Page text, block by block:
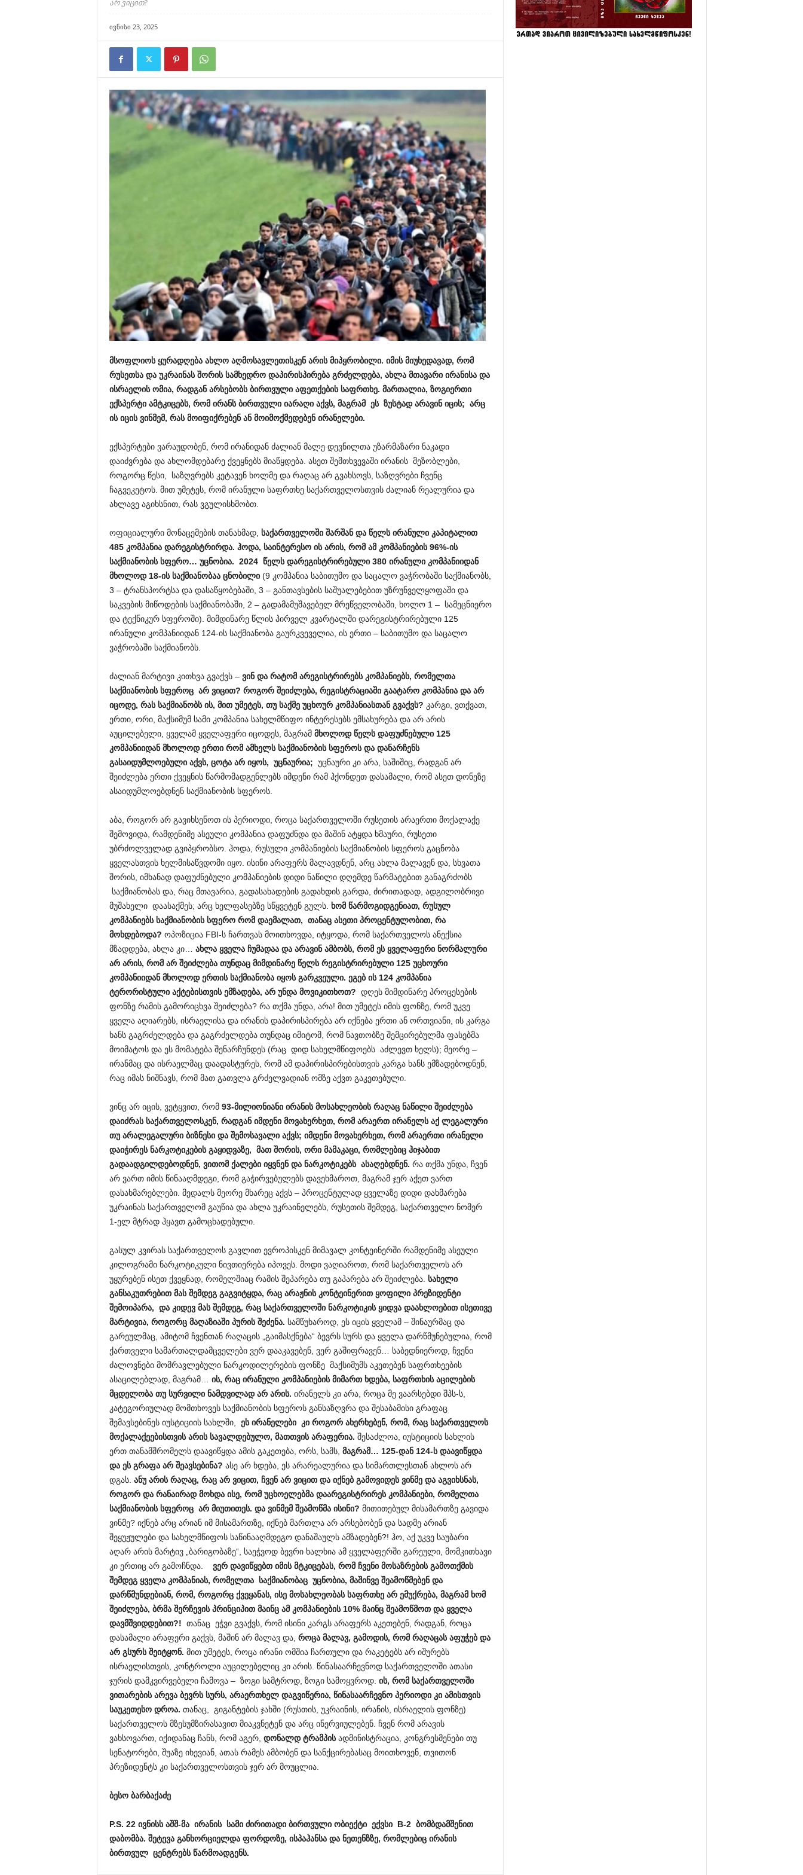
არ ვიცით?
ივნისი 23, 2025
მსოფლიოს ყურადღება ახლო აღმოსავლეთისკენ არის მიპყრობილი. იმის მიუხედავად, რომ
რუსეთსა და უკრაინას შორის სამხედრო დაპირისპირება გრძელდება, ახლა მთავარი ირანისა და
ისრაელის ომია, რადგან არსებობს ბირთვული აფეთქების საფრთხე. მართალია, ზოგიერთი
ექსპერტი ამტკიცებს, რომ ირანს ბირთვული იარაღი აქვს, მაგრამ ეს ზუსტად არავინ იცის; არც
ის იცის ვინმემ, რას მოიფიქრებენ ან მოიმოქმედებენ ირანელები.
ექსპერტები ვარაუდობენ, რომ ირანიდან ძალიან მალე დევნილთა უზარმაზარი ნაკადი
დაიძვრება და ახლომდებარე ქვეყნებს მიაწყდება. ასეთ შემთხვევაში ირანის მეზობლები,
როგორც წესი, საზღვრებს კეტავენ ხოლმე და რაღაც არ გვახსოვს, საზღვრები ჩვენც
ჩაგვეკეტოს. მით უმეტეს, რომ ირანული საფრთხე საქართველოსთვის ძალიან რეალურია და
ახლავე აგიხსნით, რას ვგულისხმობთ.
ოფიციალური მონაცემების თანახმად, საქართველოში შარშან და წელს ირანული კაპიტალით
485 კომპანია დარეგისტრირდა. ჰოდა, საინტერესო ის არის, რომ ამ კომპანიების 96%-ის
საქმიანობის სფერო… უცნობია. 2024 წელს დარეგისტრირებული 380 ირანული კომპანიიდან
მხოლოდ 18-ის საქმიანობაა ცნობილი(9 კომპანია საბითუმო და საცალო ვაჭრობაში საქმიანობს,
3 – ტრანსპორტსა და დასაწყობებაში, 3 – განთავსების საშუალებებით უზრუნველყოფაში და
საკვების მიწოდების საქმიანობაში, 2 – გადამამუშავებელ მრეწველობაში, ხოლო 1 – სამეცნიერო
და ტექნიკურ სფეროში). მიმდინარე წლის პირველ კვარტალში დარეგისტრირებული 125
ირანული კომპანიიდან 124-ის საქმიანობა გაურკვეველია, ის ერთი – საბითუმო და საცალო
ვაჭრობაში საქმიანობს.
ძალიან მარტივი კითხვა გვაქვს – ვინ და რატომ არეგისტრირებს კომპანიებს, რომელთა
საქმიანობის სფეროც არ ვიცით? როგორ შეიძლება, რეგისტრაციაში გაატარო კომპანია და არ
იცოდე, რას საქმიანობს ის, მით უმეტეს, თუ საქმე უცხოურ კომპანიასთან გვაქვს? კარგი, ვთქვათ,
ერთი, ორი, მაქსიმუმ სამი კომპანია სახელმწიფო ინტერესებს ემსახურება და არ არის
აუცილებელი, ყველამ ყველაფერი იცოდეს, მაგრამ მხოლოდ წელს დაფუძნებული 125
კომპანიიდან მხოლოდ ერთი რომ ამხელს საქმიანობის სფეროს და დანარჩენს
გასაიდუმლოებული აქვს, ცოტა არ იყოს, უცნაურია; უცნაური კი არა, საშიშიც, რადგან არ
შეიძლება ერთი ქვეყნის წარმომადგენლებს იმდენი რამ ჰქონდეთ დასამალი, რომ ასეთ დონეზე
ასაიდუმლოებდნენ საქმიანობის სფეროს.
აბა, როგორ არ გავიხსენოთ ის პერიოდი, როცა საქართველოში რუსეთის არაერთი მოქალაქე
შემოვიდა, რამდენიმე ასეული კომპანია დაფუძნდა და მაშინ ატყდა ხმაური, რუსეთი
უბრძოლველად გვიპყრობსო. ჰოდა, რუსული კომპანიების საქმიანობის სფეროს გაცნობა
ყველასთვის ხელმისაწვდომი იყო. ისინი არაფერს მალავდნენ, არც ახლა მალავენ და, სხვათა
შორის, იმხანად დაფუძნებული კომპანიების დიდი ნაწილი დღემდე წარმატებით განაგრძობს
საქმიანობას და, რაც მთავარია, გადასახადების გადახდის გარდა, ძირითადად, ადგილობრივი
მუშახელი დაასაქმეს; არც ხელფასებზე სწყვეტენ გულს. ხომ წარმოგიდგენიათ, რუსულ
კომპანიებს საქმიანობის სფერო რომ დაემალათ, თანაც ასეთი პროცენტულობით, რა
მოხდებოდა? ოპოზიცია FBI-ს ჩართვას მოითხოვდა, იტყოდა, რომ საქართველოს ანექსია
მზადდება, ახლა კი… ახლა ყველა ჩუმადაა და არავინ ამბობს, რომ ეს ყველაფერი ნორმალური
არ არის, რომ არ შეიძლება თუნდაც მიმდინარე წელს რეგისტრირებული 125 უცხოური
კომპანიიდან მხოლოდ ერთის საქმიანობა იყოს გარკვეული. ეგებ ის 124 კომპანია
ტერორისტული აქტებისთვის ემზადება, არ უნდა მოვიკითხოთ? დღეს მიმდინარე პროცესების
ფონზე რამის გამორიცხვა შეიძლება? რა თქმა უნდა, არა! მით უმეტეს იმის ფონზე, რომ უკვე
ყველა აღიარებს, ისრაელისა და ირანის დაპირისპირება არ იქნება ერთი ან ორთვიანი, ის კარგა
ხანს გაგრძელდება და გაგრძელდება თუნდაც იმიტომ, რომ ნავთობზე შემცირებულმა ფასებმა
მოიმატოს და ეს მომატება შენარჩუნდეს (რაც დიდ სახელმწიფოებს აძლევთ ხელს); მეორე –
ირანმაც და ისრაელმაც დაადასტურეს, რომ ამ დაპირისპირებისთვის კარგა ხანს ემზადებოდნენ,
რაც იმას ნიშნავს, რომ მათ გათვლა გრძელვადიან ომზე აქვთ გაკეთებული.
ვინც არ იცის, ვეტყვით, რომ 93-მილიონიანი ირანის მოსახლეობის რაღაც ნაწილი შეიძლება
დაიძრას საქართველოსკენ, რადგან იმდენი მოვახერხეთ, რომ არაერთ ირანელს აქ ლეგალური
თუ არალეგალური ბიზნესი და შემოსავალი აქვს; იმდენი მოვახერხეთ, რომ არაერთი ირანელი
დაიჭირეს ნარკოტიკების გაყიდვაზე, მათ შორის, ორი მამაკაცი, რომლებიც ჰიჯაბით
გადაადგილდებოდნენ, ვითომ ქალები იყვნენ და ნარკოტიკებს ასაღებდნენ. რა თქმა უნდა, ჩვენ
არ ვართ იმის წინააღმდეგი, რომ გაჭირვებულებს დავეხმაროთ, მაგრამ ჯერ აქეთ ვართ
დასახმარებლები. მედალს მეორე მხარეც აქვს – პროცენტულად ყველაზე დიდი დახმარება
უკრაინას საქართველომ გაუწია და ახლა უკრაინელებს, რუსეთის შემდეგ, საქართველო ნომერ
1-ელ მტრად ჰყავთ გამოცხადებული.
გასულ კვირას საქართველოს გავლით ევროპისკენ მიმავალ კონტეინერში რამდენიმე ასეული
კილოგრამი ნარკოტიკული ნივთიერება იპოვეს. მოდი ვაღიაროთ, რომ საქართველოს არ
უყურებენ ისეთ ქვეყნად, რომელშიაც რამის შეპარება თუ გაპარება არ შეიძლება. სახელი
განსაკუთრებით მას შემდეგ გაგვიტყდა, რაც არაჟნის კონტეინერით ყოფილი პრეზიდენტი
შემოიპარა, და კიდევ მას შემდეგ, რაც საქართველოში ნარკოტიკის ყიდვა დაახლოებით ისეთივე
მარტივია, როგორც მაღაზიაში პურის შეძენა. სამწუხაროდ, ეს იცის ყველამ – შინაურმაც და
გარეულმაც, ამიტომ ჩვენთან რაღაცის „გაიმასქნება“ ბევრს სურს და ყველა დარწმუნებულია, რომ
ქართველი სამართალდამცველები ვერ დააკავებენ, ვერ გაშიფრავენ… საბედნიეროდ, ჩვენი
ძალოვნები მომრავლებული ნარკოდილერების ფონზე მაქსიმუმს აკეთებენ საფრთხეების
ასაცილებლად, მაგრამ… ის, რაც ირანული კომპანიების მიმართ ხდება, საფრთხის აცილების
მცდელობა თუ სურვილი ნამდვილად არ არის. ირანელს კი არა, როცა მე ვაარსებდი შპს-ს,
კატეგორიულად მომთხოვეს საქმიანობის სფეროს განსაზღვრა და შესაბამისი გრაფაც
შემავსებინეს იუსტიციის სახლში, ეს ირანელები კი როგორ ახერხებენ, რომ, რაც საქართველოს
მოქალაქეებისთვის არის სავალდებულო, მათთვის არაფერია. შესაძლოა, იუსტიციის სახლის
ერთ თანამშრომელს დაავიწყდა ამის გაკეთება, ორს, სამს, მაგრამ… 125-დან 124-ს დაავიწყდა
და ეს გრაფა არ შეავსებინა? ასე არ ხდება, ეს არარეალურია და სიმართლესთან ახლოს არ
დგას. ანუ არის რაღაც, რაც არ ვიცით, ჩვენ არ ვიცით და იქნებ გამოვიდეს ვინმე და აგვიხსნას,
როგორ და რანაირად მოხდა ისე, რომ უცხოელებმა დაარეგისტრირეს კომპანიები, რომელთა
საქმიანობის სფეროც არ მიუთითეს. და ვინმემ შეამოწმა ისინი? მითითებულ მისამართზე გავიდა
ვინმე? იქნებ არც არიან იმ მისამართზე, იქნებ მართლა არ არსებობენ და სადმე არიან
შეყუჟულები და სახელმწიფოს საწინააღმდეგო დანაშაულს ამზადებენ?! ჰო, აქ უკვე საუბარი
აღარ არის მარტივ „ბარიგობაზე“, საეჭვოდ ბევრი ხალხია ამ ყველაფერში გარეული, მომკითხავი
კი ერთიც არ გამოჩნდა. ვერ დავიწყებთ იმის მტკიცებას, რომ ჩვენი მოსაზრების გამოთქმის
შემდეგ ყველა კომპანიას, რომელთა საქმიანობაც უცნობია, მაშინვე შეამოწმებენ და
დარწმუნდებიან, რომ, როგორც ქვეყანას, ისე მოსახლეობას საფრთხე არ ემუქრება, მაგრამ ხომ
შეიძლება, ბრმა შერჩევის პრინციპით მაინც ამ კომპანიების 10% მაინც შეამოწმოთ და ყველა
დავმშვიდდებით?! თანაც ეჭვი გვაქვს, რომ ისინი კარგს არაფერს აკეთებენ, რადგან, როცა
დასამალი არაფერი გაქვს, მაშინ არ მალავ და, როცა მალავ, გამოდის, რომ რაღაცას აფუჭებ და
არ გსურს შეიტყონ. მით უმეტეს, როცა ირანი ომშია ჩართული და რაკეტებს არ იშურებს
ისრაელისთვის, კონტროლი აუცილებელიც კი არის. წინასაარჩევნოდ საქართველოში ათასი
ჯურის დამკვირვებელი ჩამოვა – ზოგი სამტროდ, ზოგი სამოყვროდ. ის, რომ საქართველოში
ვითარების არევა ბევრს სურს, არაერთხელ დაგვიწერია, წინასაარჩევნო პერიოდი კი ამისთვის
საუკეთესო დროა. თანაც, გიგანტების ჯახში (რუსთის, უკრაინის, ირანის, ისრაელის ფონზე)
საქართველოს მზესუმზირასავით მიაკვნეტენ და არც ინერვიულებენ. ჩვენ რომ არავის
ვახსოვართ, იქიდანაც ჩანს, რომ აგერ, დონალდ ტრამპისადმინისტრაცია, კონგრესმენები თუ
სენატორები, შუაზე იხევიან, ათას რამეს ამბობენ და სანქცირებასაც მოითხოვენ, თვითონ
პრეზიდენტს კი საქართველოსთვის ჯერ არ მოუცლია.
ბესო ბარბაქაძე
P.S. 22 ივნისს აშშ-მა ირანის სამი ძირითადი ბირთვული ობიექტი ექვსი B-2 ბომბდამშენით
დაბომბა. შეტევა განხორციელდა ფორდოზე, ისპაჰანსა და ნეთენზზე, რომლებიც ირანის
ბირთვულ ცენტრებს წარმოადგენს.